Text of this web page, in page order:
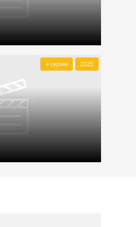
4 серии 2025